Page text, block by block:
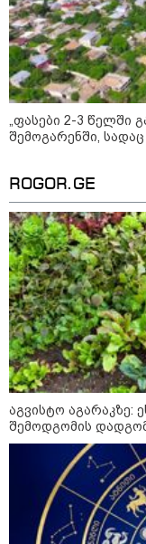
11:40 / 07-08-2026
ბრენდების
სხვა
საგამოძიებო
„ფასები 2-3 წელში
შემოგარენში,
ROGOR.GE
აგვისტო აგარაკზე:
შემოდგომის